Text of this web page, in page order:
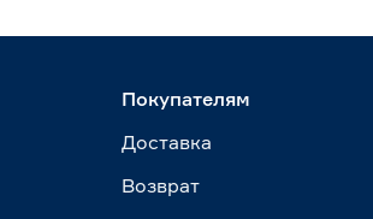
Покупателям
Доставка
Возврат